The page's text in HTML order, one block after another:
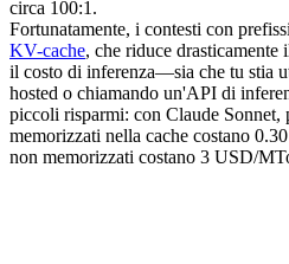
circa 100:1 .
Fortunatamente, i contesti con
KV-cache, che riduce drasticamente
il costo di inferenza—sia che tu stia
hosted o chiamando un'API di
piccoli risparmi: con Claude Sonnet,
memorizzati nella cache costano
non memorizzati costano 3 USD/